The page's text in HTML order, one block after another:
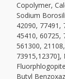
Copolymer,
Sodium
42090, 77491,
45410, 60725,
561300,
73915,12370],
Butyl